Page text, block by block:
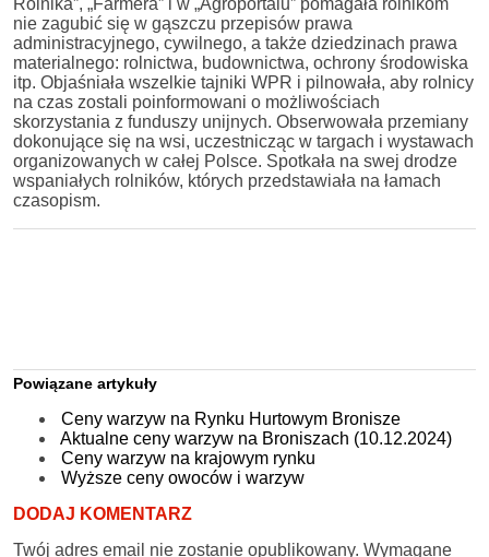
Rolnika”, „Farmera” i w „Agroportalu” pomagała rolnikom
nie zagubić się w gąszczu przepisów prawa
administracyjnego, cywilnego, a także dziedzinach prawa
materialnego: rolnictwa, budownictwa, ochrony środowiska
itp. Objaśniała wszelkie tajniki WPR i pilnowała, aby rolnicy
na czas zostali poinformowani o możliwościach
skorzystania z funduszy unijnych. Obserwowała przemiany
dokonujące się na wsi, uczestnicząc w targach i wystawach
organizowanych w całej Polsce. Spotkała na swej drodze
wspaniałych rolników, których przedstawiała na łamach
czasopism.
Powiązane artykuły
Ceny warzyw na Rynku Hurtowym Bronisze
Aktualne ceny warzyw na Broniszach (10.12.2024)
Ceny warzyw na krajowym rynku
Wyższe ceny owoców i warzyw
DODAJ KOMENTARZ
Twój adres email nie zostanie opublikowany. Wymagane